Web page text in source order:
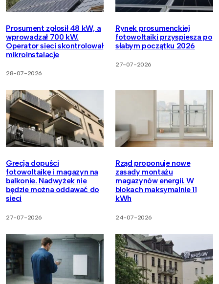
Prosument zgłosił 48 kW, a
wprowadzał 700 kW.
Operator sieci skontrolował
mikroinstalacje
28-07-2026
Rynek prosumenckiej
fotowoltaiki przyspiesza po
słabym początku 2026
27-07-2026
Grecja dopuści
fotowoltaikę i magazyn na
balkonie. Nadwyżek nie
będzie można oddawać do
sieci
27-07-2026
Rząd proponuje nowe
zasady montażu
magazynów energii. W
blokach maksymalnie 11
kWh
24-07-2026